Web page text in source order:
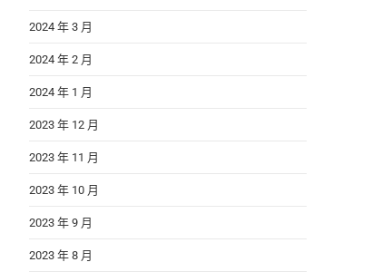
2024 年 3 月
2024 年 2 月
2024 年 1 月
2023 年 12 月
2023 年 11 月
2023 年 10 月
2023 年 9 月
2023 年 8 月